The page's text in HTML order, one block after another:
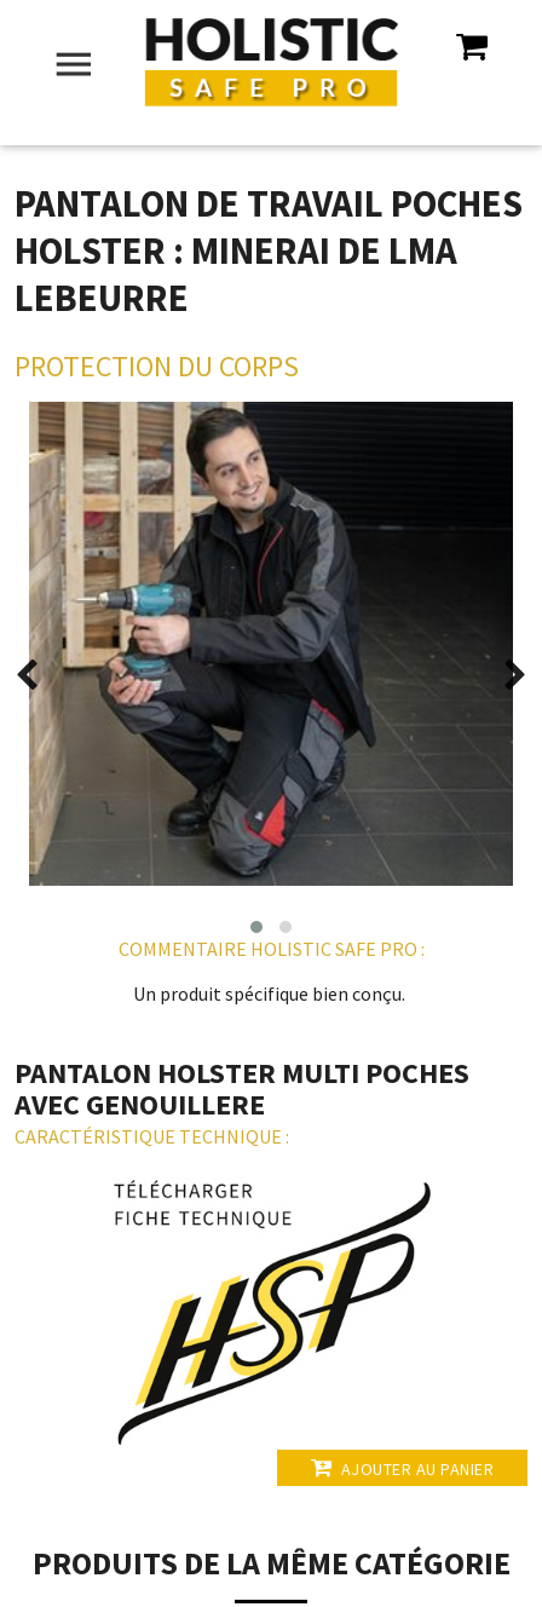
menu
PANTALON DE TRAVAIL POCHES
HOLSTER : MINERAI DE LMA
LEBEURRE
PROTECTION DU CORPS
COMMENTAIRE HOLISTIC SAFE PRO :
Un produit spécifique bien conçu.
PANTALON HOLSTER MULTI POCHES
AVEC GENOUILLERE
CARACTÉRISTIQUE TECHNIQUE :
AJOUTER AU PANIER
PRODUITS DE LA MÊME CATÉGORIE